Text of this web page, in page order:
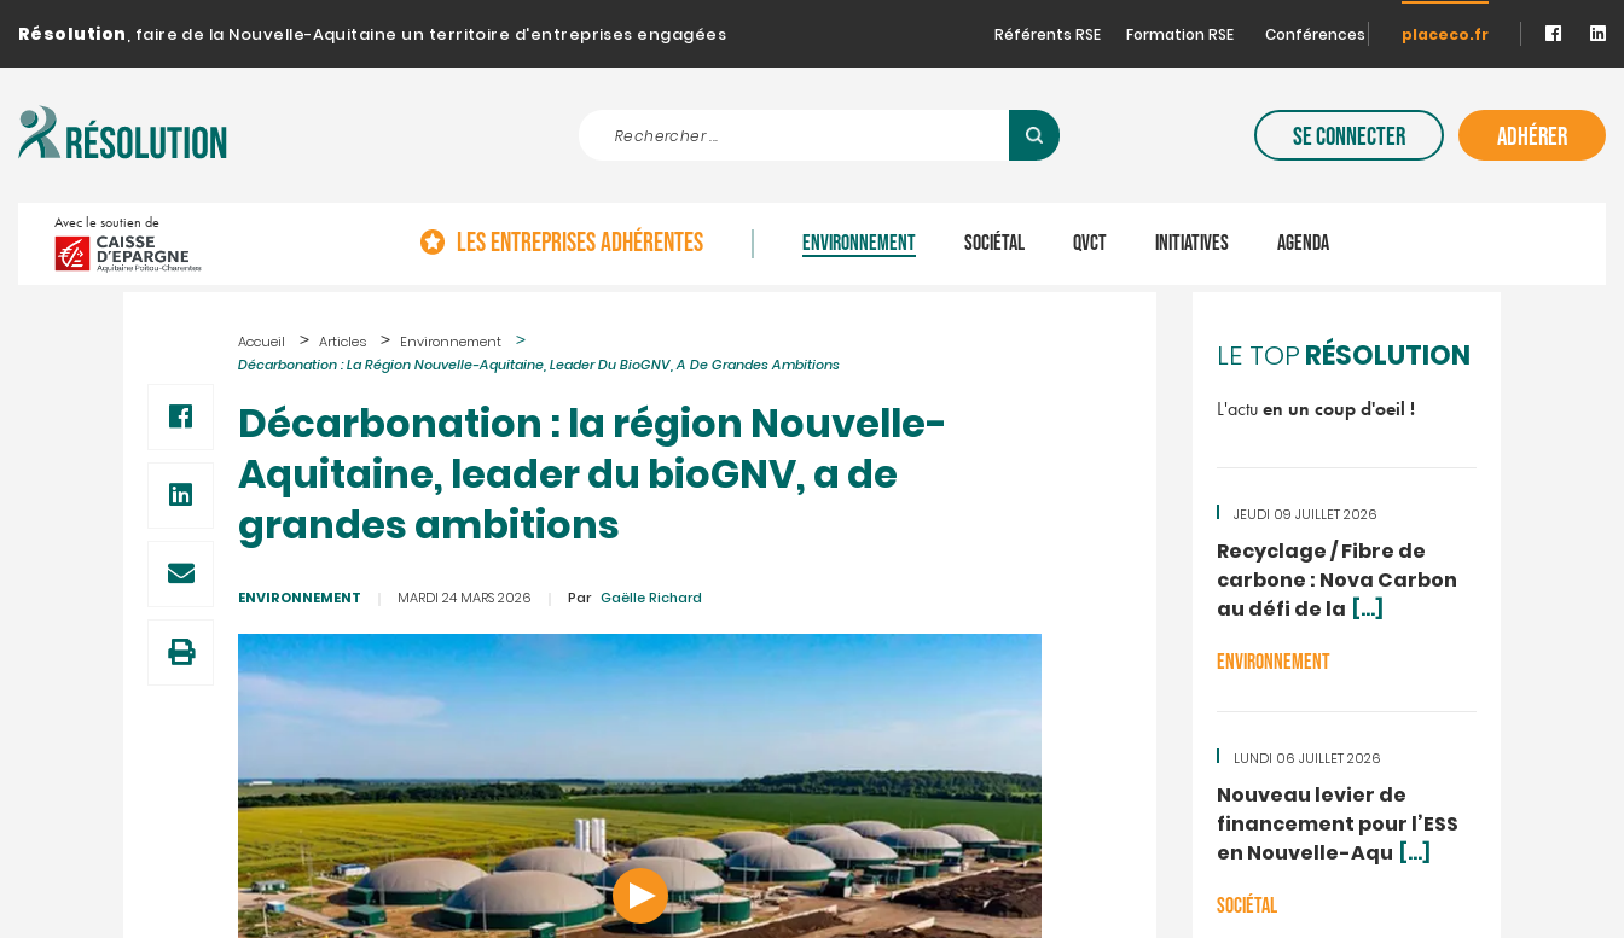
Résolution, faire de la Nouvelle-Aquitaine un territoire d'entreprises engagées Référents RSE Formation RSE Conférences placeco.fr
SE CONNECTER ADHÉRER
Avec le soutien de
LES ENTREPRISES ADHÉRENTES ENVIRONNEMENT SOCIÉTAL QVCT INITIATIVES AGENDA
Accueil Articles
Environnement
Décarbonation : La Région Nouvelle-Aquitaine, Leader Du BioGNV, A De Grandes Ambitions
Décarbonation : la région Nouvelle-
Aquitaine, leader du bioGNV, a de
grandes ambitions
ENVIRONNEMENT MARDI 24 MARS 2026 Par Gaëlle Richard
LE TOPRÉSOLUTION
L'actu en un coup d'oeil !
JEUDI 09 JUILLET 2026
Recyclage / Fibre de
carbone : Nova Carbon
au défi de la [...]
ENVIRONNEMENT
LUNDI 06 JUILLET 2026
Nouveau levier de
financement pour l’ESS
en Nouvelle-Aqu [...]
SOCIÉTAL